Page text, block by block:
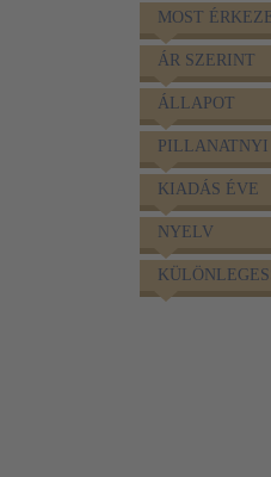
MOST
ÁR SZERINT
ÁLLAPOT
KIADÁS ÉVE
NYELV